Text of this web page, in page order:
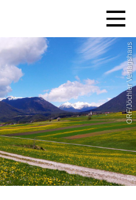
ORF/Jöchler Verlagshaus